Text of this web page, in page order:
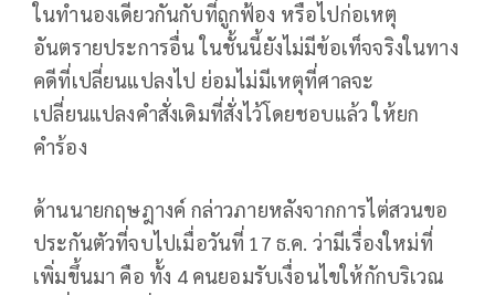
ในทำนองเดียวกันกับที่ถูกฟ้อง หรือไปก่อเหตุ
อันตรายประการอื่น ในชั้นนี้ยังไม่มีข้อเท็จจริงในทาง
คดีที่เปลี่ยนแปลงไป ย่อมไม่มีเหตุที่ศาลจะ
เปลี่ยนแปลงคำสั่งเดิมที่สั่งไว้โดยชอบแล้ว ให้ยก
คำร้อง
ด้านนายกฤษฎางค์ กล่าวภายหลังจากการไต่สวนขอ
ประกันตัวที่จบไปเมื่อวันที่ 17 ธ.ค. ว่ามีเรื่องใหม่ที่
เพิ่มขึ้นมา คือ ทั้ง 4 คนยอมรับเงื่อนไขให้กักบริเวณ